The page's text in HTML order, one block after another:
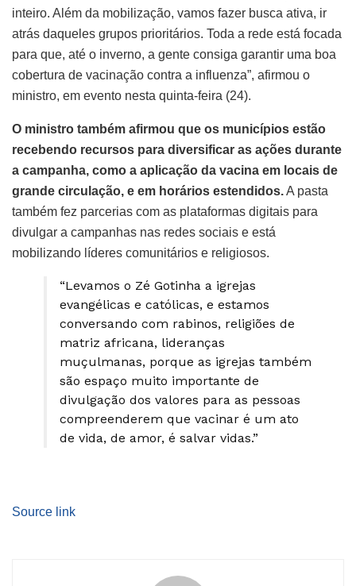
inteiro. Além da mobilização, vamos fazer busca ativa, ir
atrás daqueles grupos prioritários. Toda a rede está focada
para que, até o inverno, a gente consiga garantir uma boa
cobertura de vacinação contra a influenza”, afirmou o
ministro, em evento nesta quinta-feira (24).
O ministro também afirmou que os municípios estão
recebendo recursos para diversificar as ações durante
a campanha, como a aplicação da vacina em locais de
grande circulação, e em horários estendidos.A pasta
também fez parcerias com as plataformas digitais para
divulgar a campanhas nas redes sociais e está
mobilizando líderes comunitários e religiosos.
“Levamos o Zé Gotinha a igrejas
evangélicas e católicas, e estamos
conversando com rabinos, religiões de
matriz africana, lideranças
muçulmanas, porque as igrejas também
são espaço muito importante de
divulgação dos valores para as pessoas
compreenderem que vacinar é um ato
de vida, de amor, é salvar vidas.”
Source link